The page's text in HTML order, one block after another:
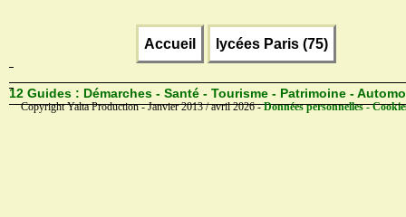
Accueil lycées Paris (75)
12 Guides : Démarches - Santé - Tourisme - Patrimoine -
Copyright Yalta Production - Janvier 2013 / avril 2026 -Données personnelles -